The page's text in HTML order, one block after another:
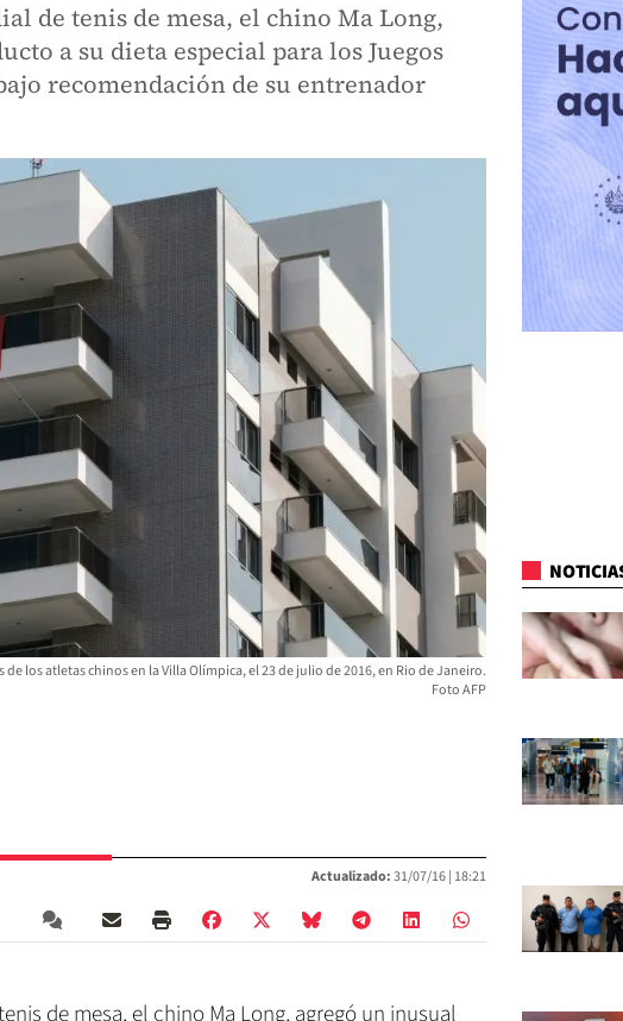
de tenis de mesa, el chino Ma Long,
a su dieta especial para los Juegos
recomendación de su entrenador
los atletas chinos en la Villa Olímpica, el 23 de julio de 2016, en Rio de Janeiro.
Foto AFP
Actualizado:31/07/16 | 18:21
de mesa, el chino Ma Long, agregó un inusual